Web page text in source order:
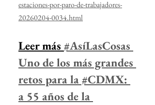
estaciones-por-paro-de-trabajadores-
20260204-0034.html
Leer más #AsíLasCosas
Uno de los más grandes
retos para la #CDMX:
a 55 años de la